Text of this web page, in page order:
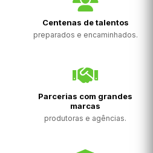
Centenas de talentos
preparados e encaminhados.
Parcerias com grandes
marcas
produtoras e agências.